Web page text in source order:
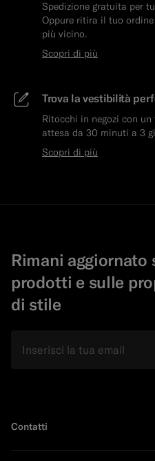
Spedizione gratuita per
Oppure ritira il tuo ordine
più vicino.
Scopri di più
Trova la vestibilità
Ritocchi in negozi con un
attesa da 30 minuti a 3
Scopri di più
Rimani aggiornato
prodotti e sulle
di stile
Contatti